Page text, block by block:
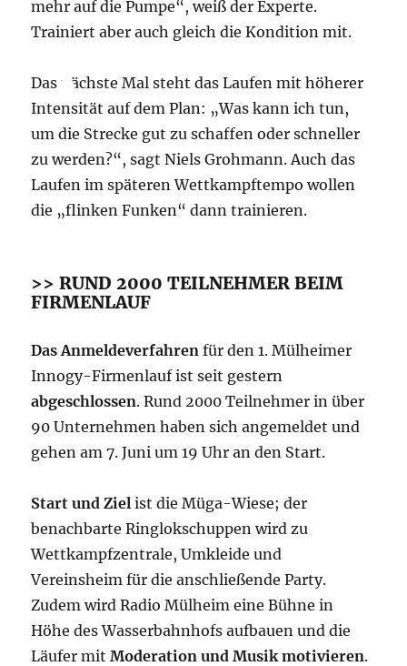
mehr auf die Pumpe“, weiß der Experte.
Trainiert aber auch gleich die Kondition mit.
Das nächste Mal steht das Laufen mit höherer
Intensität auf dem Plan: „Was kann ich tun,
um die Strecke gut zu schaffen oder schneller
zu werden?“, sagt Niels Grohmann. Auch das
Laufen im späteren Wettkampftempo wollen
die „flinken Funken“ dann trainieren.
>> RUND 2000 TEILNEHMER BEIM
FIRMENLAUF
Das Anmeldeverfahren für den 1. Mülheimer
Innogy-Firmenlauf ist seit gestern
abgeschlossen. Rund 2000 Teilnehmer in über
90 Unternehmen haben sich angemeldet und
gehen am 7. Juni um 19 Uhr an den Start.
Start und Ziel ist die Müga-Wiese; der
benachbarte Ringlokschuppen wird zu
Wettkampfzentrale, Umkleide und
Vereinsheim für die anschließende Party.
Zudem wird Radio Mülheim eine Bühne in
Höhe des Wasserbahnhofs aufbauen und die
Läufer mitModeration und Musik motivieren.